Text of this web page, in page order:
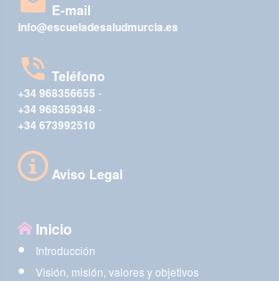
E-mail
info@escueladesaludmurcia.es
Teléfono
+34 968356655 -
+34 968359348 -
+34 673992510
Aviso Legal
Inicio
Introducción
Visión, misión, valores y objetivos